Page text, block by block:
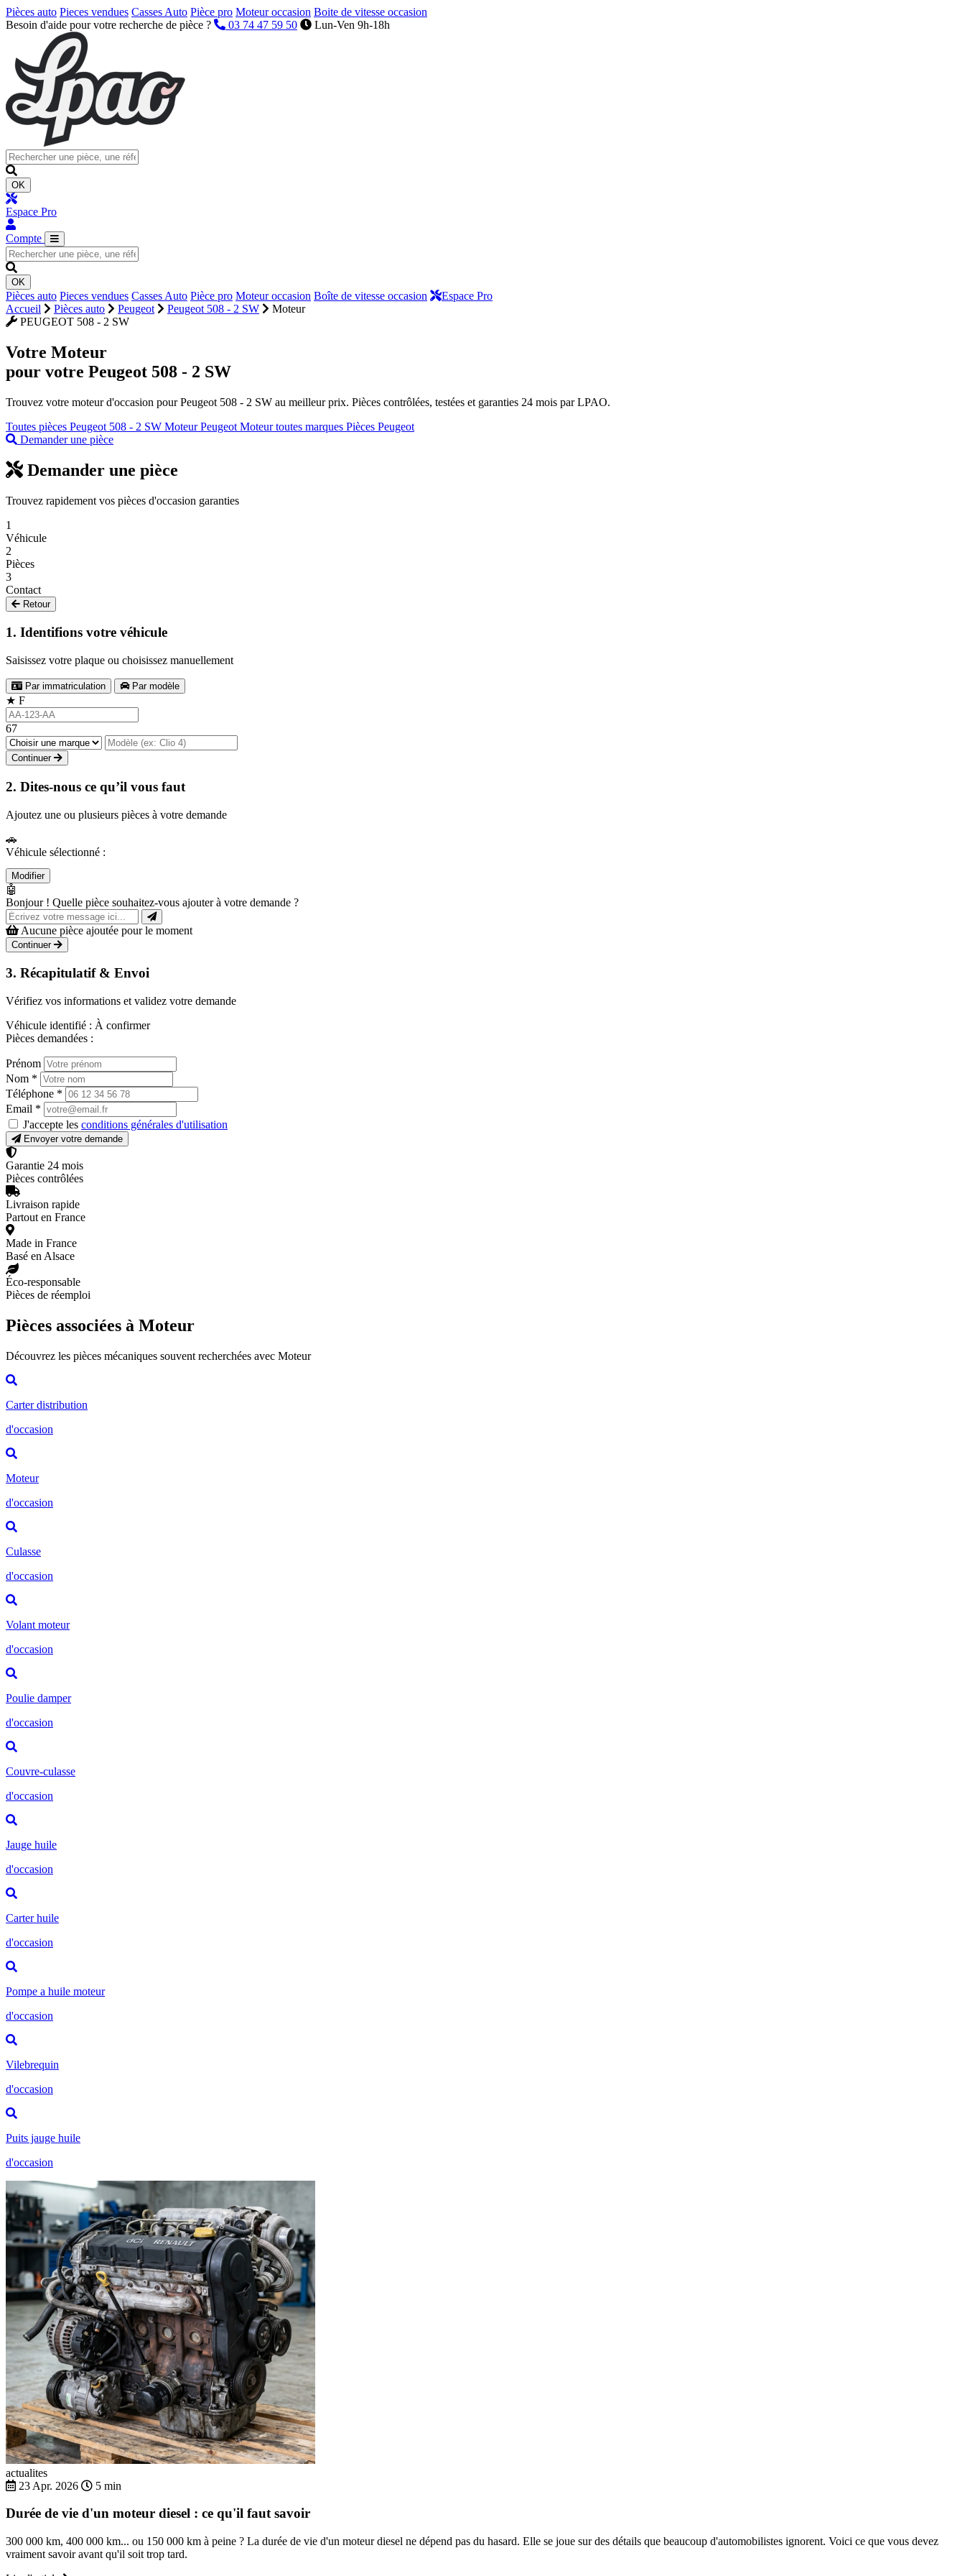
Pièces auto Pieces vendues Casses Auto Pièce pro Moteur occasion Boite de vitesse occasion
Besoin d'aide pour votre recherche de pièce ?
03 74 47 59 50 Lun-Ven 9h-18h
OK
Espace Pro
Compte
OK
Pièces auto Pieces vendues Casses Auto Pièce pro Moteur occasion Boîte de vitesse occasion
Espace Pro
Accueil
Pièces auto Peugeot Peugeot 508 - 2 SW
Moteur
PEUGEOT 508 - 2 SW
Votre Moteur
pour votre Peugeot 508 - 2 SW
Trouvez votre moteur d'occasion pour Peugeot 508 - 2 SW au meilleur prix. Pièces contrôlées, testées et garanties 24 mois par LPAO.
Toutes pièces Peugeot 508 - 2 SW Moteur Peugeot Moteur toutes marques Pièces Peugeot
Demander une pièce
Demander une pièce
Trouvez rapidement vos pièces d'occasion garanties
1
Véhicule
2
Pièces
3
Contact
Retour
1. Identifions votre véhicule
Saisissez votre plaque ou choisissez manuellement
Par immatriculation Par modèle
★ F
67
Continuer
2. Dites-nous ce qu’il vous faut
Ajoutez une ou plusieurs pièces à votre demande
🚗
Véhicule sélectionné :
Modifier
🤖
Bonjour ! Quelle pièce souhaitez-vous ajouter à votre demande ?
Aucune pièce ajoutée pour le moment
Continuer
3. Récapitulatif & Envoi
Vérifiez vos informations et validez votre demande
Véhicule identifié : À confirmer
Pièces demandées :
Prénom
Nom *
Téléphone *
Email *
J'accepte les conditions générales d'utilisation
Envoyer votre demande
Garantie 24 mois
Pièces contrôlées
Livraison rapide
Partout en France
Made in France
Basé en Alsace
Éco-responsable
Pièces de réemploi
Pièces associées à Moteur
Découvrez les pièces mécaniques souvent recherchées avec Moteur
Carter distribution
d'occasion
Moteur
d'occasion
Culasse
d'occasion
Volant moteur
d'occasion
Poulie damper
d'occasion
Couvre-culasse
d'occasion
Jauge huile
d'occasion
Carter huile
d'occasion
Pompe a huile moteur
d'occasion
Vilebrequin
d'occasion
Puits jauge huile
d'occasion
actualites
23 Apr. 2026
5 min
Durée de vie d'un moteur diesel : ce qu'il faut savoir
300 000 km, 400 000 km... ou 150 000 km à peine ? La durée de vie d'un moteur diesel ne dépend pas du hasard. Elle se joue sur des détails que beaucoup d'automobilistes ignorent. Voici ce que vous devez
vraiment savoir avant qu'il soit trop tard.